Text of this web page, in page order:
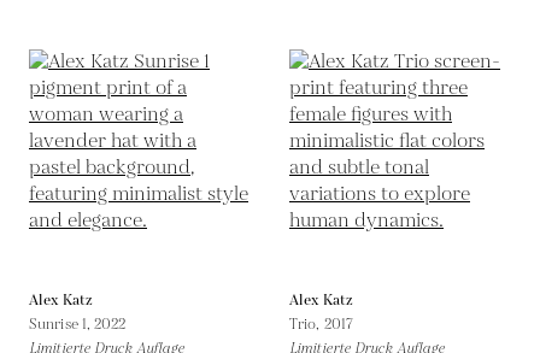
Alex Katz
Sunrise 1,2022
Limitierte Druck Auflage
Alex Katz
Trio, 2017
Limitierte Druck Auflage